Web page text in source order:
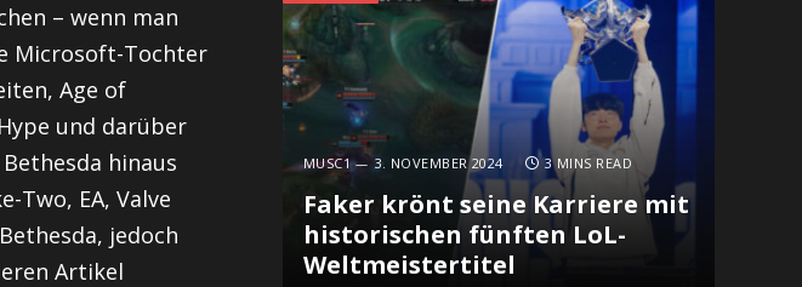
– wenn man
Microsoft-Tochter
Age of
und darüber
hinaus
Two, EA, Valve
jedoch
Artikel
MUSC1 3. NOVEMBER 2024 3 MINS READ
Faker krönt seine Karriere mit
historischen fünften LoL-
Weltmeistertitel